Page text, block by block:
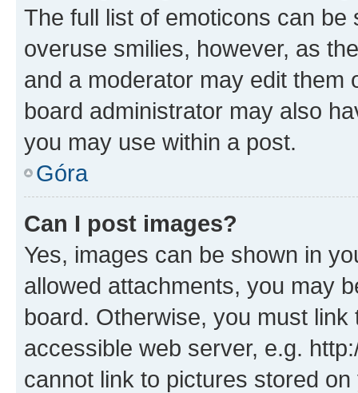
The full list of emoticons can
overuse smilies, however, as
and a moderator may edit them
board administrator may also
you may use within a post.
Góra
Can I post images?
Yes, images can be shown in
allowed attachments, you may
board. Otherwise, you must
accessible web server, e.g.
cannot link to pictures stored